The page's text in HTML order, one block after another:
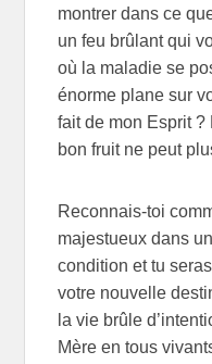
montrer dans ce
un feu brûlant qui
où la maladie se
énorme plane sur
fait de mon Esprit ?
bon fruit ne peut
Reconnais-toi
majestueux dans
condition et tu
votre nouvelle
la vie brûle
Mère en tous